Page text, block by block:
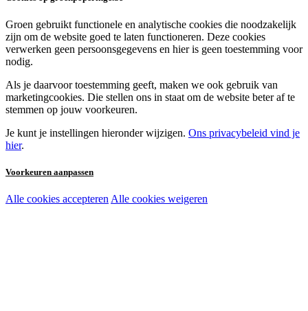
Groen gebruikt functionele en analytische cookies die noodzakelijk
zijn om de website goed te laten functioneren. Deze cookies
verwerken geen persoonsgegevens en hier is geen toestemming voor
nodig.
Als je daarvoor toestemming geeft, maken we ook gebruik van
marketingcookies. Die stellen ons in staat om de website beter af te
stemmen op jouw voorkeuren.
Je kunt je instellingen hieronder wijzigen. Ons privacybeleid vind je
hier.
Voorkeuren aanpassen
Noodzakelijke cookies:
Alle cookies accepteren Alle cookies weigeren